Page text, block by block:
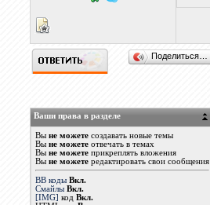
Поделиться…
Ваши права в разделе
Выне можете создавать новые темы
Выне можете отвечать в темах
Выне можете прикреплять вложения
Выне можете редактировать свои сообщения
BB коды Вкл.
Смайлы Вкл.
[IMG] кодВкл.